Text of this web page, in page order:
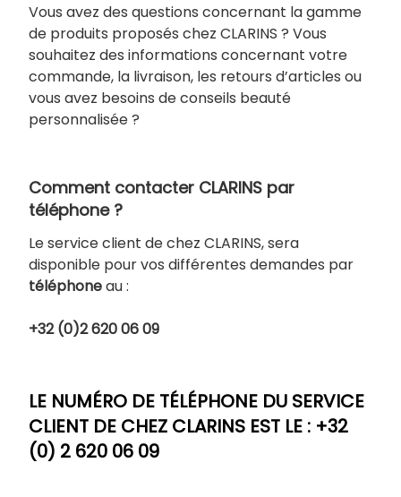
Vous avez des questions concernant la gamme
de produits proposés chez CLARINS ? Vous
souhaitez des informations concernant votre
commande, la livraison, les retours d’articles ou
vous avez besoins de conseils beauté
personnalisée ?
Comment contacter CLARINS par
téléphone ?
Le service client de chez CLARINS, sera
disponible pour vos différentes demandes par
téléphoneau :
+32 (0)2 620 06 09
LE NUMÉRO DE TÉLÉPHONE DU SERVICE
CLIENT DE CHEZ CLARINS EST LE : +32
(0) 2 620 06 09